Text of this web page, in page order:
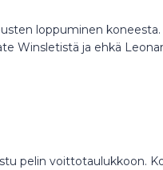
loppuminen
Winsletistä ja ehkä
pelin voittotaulukkoon.